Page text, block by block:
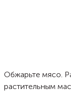
Обжарьте мясо.
растительным